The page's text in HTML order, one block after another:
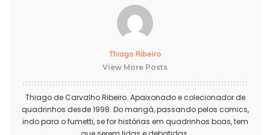
Thiago Ribeiro
View More Posts
Thiago de Carvalho Ribeiro. Apaixonado e colecionador de
quadrinhos desde 1998. Do mangá, passando pelos comics,
indo para o fumetti, se for histórias em quadrinhos boas, tem